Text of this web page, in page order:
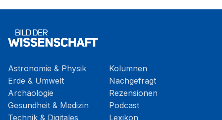
Astronomie & Physik
Erde & Umwelt
Archäologie
Gesundheit & Medizin
Technik & Digitales
Kolumnen
Nachgefragt
Rezensionen
Podcast
Lexikon